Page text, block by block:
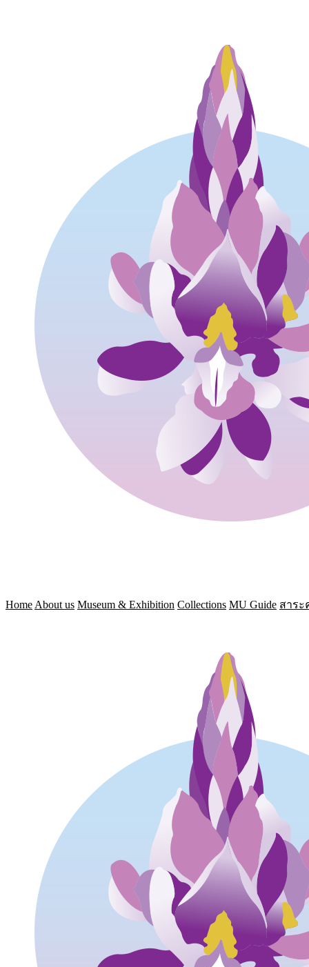
Home About us Museum & Exhibition Collections MU Guide สาระ